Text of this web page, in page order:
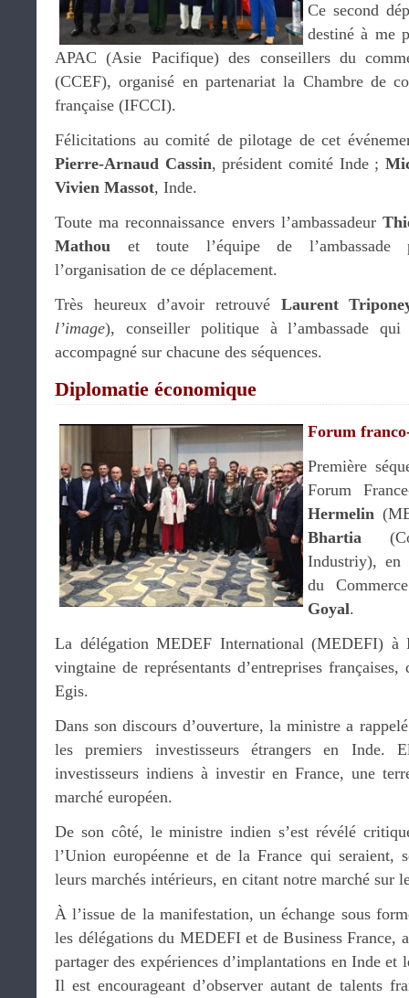
Ce second
destiné à me
APAC (Asie Pacifique) des conseillers du
(CCEF), organisé en partenariat la Chambre de
française (IFCCI).
Félicitations au comité de pilotage de cet
Pierre-Arnaud Cassin, président comité Inde ;
Vivien Massot, Inde.
Toute ma reconnaissance envers l’ambassadeur
Mathou et toute l’équipe de l’ambassade
l’organisation de ce déplacement.
Très heureux d’avoir retrouvé Laurent
l’image), conseiller politique à l’ambassade qui
accompagné sur chacune des séquences.
Diplomatie économique
Forum
Première
Forum
Hermelin
Bhartia
Industriy), en
du
Goyal.
La délégation MEDEF International (MEDEFI) à
vingtaine de représentants d’entreprises
Egis.
Dans son discours d’ouverture, la ministre a
les premiers investisseurs étrangers en
investisseurs indiens à investir en France, une
marché européen.
De son côté, le ministre indien s’est révélé
l’Union européenne et de la France qui seraient,
leurs marchés intérieurs, en citant notre marché sur
À l’issue de la manifestation, un échange sous
les délégations du MEDEFI et de Business France,
partager des expériences d’implantations en Inde
Il est encourageant d’observer autant de talents